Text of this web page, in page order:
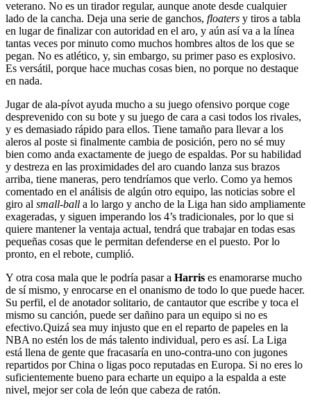
veterano. No es un tirador regular, aunque anote desde cualquier
lado de la cancha. Deja una serie de ganchos, floaters y tiros a tabla
en lugar de finalizar con autoridad en el aro, y aún así va a la línea
tantas veces por minuto como muchos hombres altos de los que se
pegan. No es atlético, y, sin embargo, su primer paso es explosivo.
Es versátil, porque hace muchas cosas bien, no porque no destaque
en nada.
Jugar de ala-pívot ayuda mucho a su juego ofensivo porque coge
desprevenido con su bote y su juego de cara a casi todos los rivales,
y es demasiado rápido para ellos. Tiene tamaño para llevar a los
aleros al poste si finalmente cambia de posición, pero no sé muy
bien como anda exactamente de juego de espaldas. Por su habilidad
y destreza en las proximidades del aro cuando lanza sus brazos
arriba, tiene maneras, pero tendríamos que verlo. Como ya hemos
comentado en el análisis de algún otro equipo, las noticias sobre el
giro al small-ball a lo largo y ancho de la Liga han sido ampliamente
exageradas, y siguen imperando los 4’s tradicionales, por lo que si
quiere mantener la ventaja actual, tendrá que trabajar en todas esas
pequeñas cosas que le permitan defenderse en el puesto. Por lo
pronto, en el rebote, cumplió.
Y otra cosa mala que le podría pasar a Harris es enamorarse mucho
de sí mismo, y enrocarse en el onanismo de todo lo que puede hacer.
Su perfil, el de anotador solitario, de cantautor que escribe y toca el
mismo su canción, puede ser dañino para un equipo si no es
efectivo.Quizá sea muy injusto que en el reparto de papeles en la
NBA no estén los de más talento individual, pero es así. La Liga
está llena de gente que fracasaría en uno-contra-uno con jugones
repartidos por China o ligas poco reputadas en Europa. Si no eres lo
suficientemente bueno para echarte un equipo a la espalda a este
nivel, mejor ser cola de león que cabeza de ratón.